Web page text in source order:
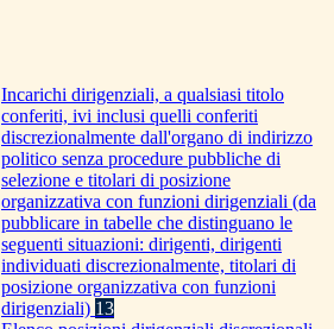
Incarichi dirigenziali, a qualsiasi titolo
conferiti, ivi inclusi quelli conferiti
discrezionalmente dall'organo di indirizzo
politico senza procedure pubbliche di
selezione e titolari di posizione
organizzativa con funzioni dirigenziali (da
pubblicare in tabelle che distinguano le
seguenti situazioni: dirigenti, dirigenti
individuati discrezionalmente, titolari di
posizione organizzativa con funzioni
dirigenziali) 13